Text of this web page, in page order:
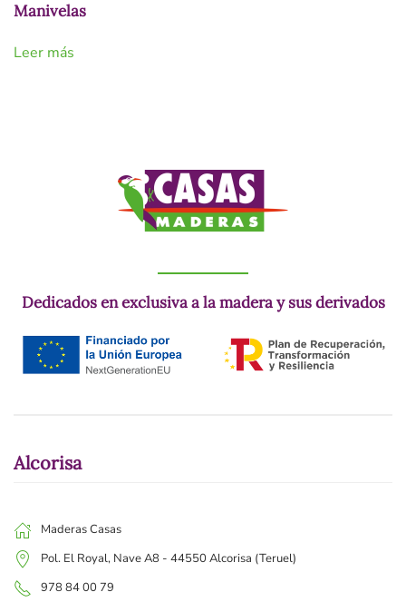
Manivelas
Leer más
Dedicados en exclusiva a la madera y sus derivados
Alcorisa
Maderas Casas
Pol. El Royal, Nave A8 - 44550 Alcorisa (Teruel)
978 84 00 79